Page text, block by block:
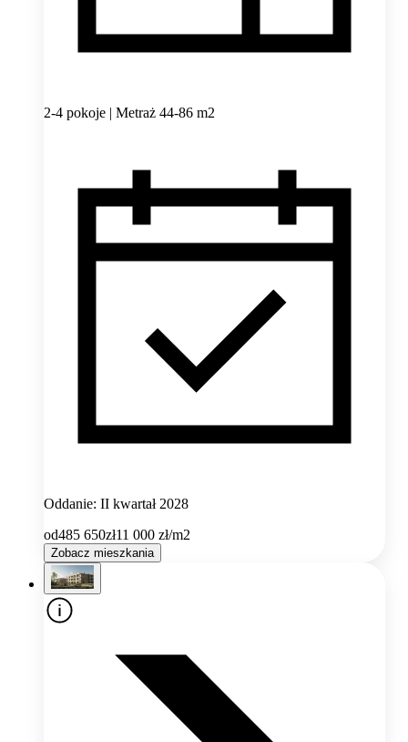
2-4 pokoje | Metraż 44-86 m2
Oddanie: II kwartał 2028
od485 650zł11 000 zł/m2
Zobacz mieszkania